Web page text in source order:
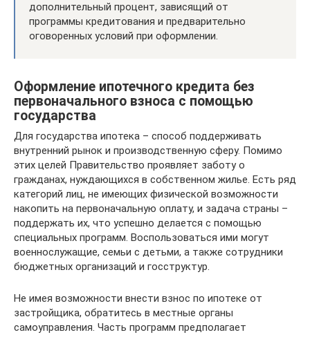
дополнительный процент, зависящий от
программы кредитования и предварительно
оговоренных условий при оформлении.
Оформление ипотечного кредита без
первоначального взноса с помощью
государства
Для государства ипотека – способ поддерживать
внутренний рынок и производственную сферу. Помимо
этих целей Правительство проявляет заботу о
гражданах, нуждающихся в собственном жилье. Есть ряд
категорий лиц, не имеющих физической возможности
накопить на первоначальную оплату, и задача страны –
поддержать их, что успешно делается с помощью
специальных программ. Воспользоваться ими могут
военнослужащие, семьи с детьми, а также сотрудники
бюджетных организаций и госструктур.
Не имея возможности внести взнос по ипотеке от
застройщика, обратитесь в местные органы
самоуправления. Часть программ предполагает